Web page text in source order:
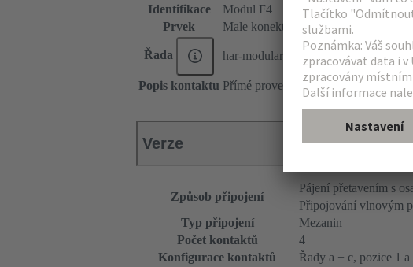
Identifikace
Modul F4
Prvek
Male konektor
Řada har-modular®
Popis kontaktu Přímé provedení
Verze
Způsob připojení
Pájení přetavením s
Připojování vlnovým
Typ připojení
Mezanin
Počet kontaktů
4
Konfigurace kontaktů
Řady a + c, pozice 1 a